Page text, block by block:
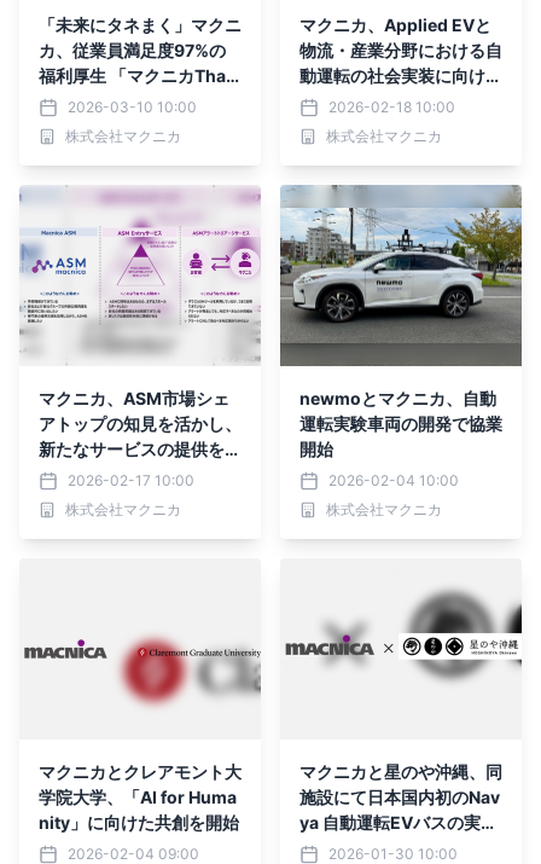
「未来にタネまく」マクニ
カ、従業員満足度97%の
福利厚生 「マクニカThan
ks Flower」として花キュ
ーピットのフラワーギフト
を導入
2026-03-10 10:00
株式会社マクニカ
マクニカ、Applied EVと
物流・産業分野における自
動運転の社会実装に向けた
戦略的パートナーシップを
締結
2026-02-18 10:00
株式会社マクニカ
マクニカ、ASM市場シェ
アトップの知見を活かし、
新たなサービスの提供を開
始
2026-02-17 10:00
株式会社マクニカ
newmoとマクニカ、自動
運転実験車両の開発で協業
開始
2026-02-04 10:00
株式会社マクニカ
マクニカとクレアモント大
学院大学、「AI for Huma
nity」に向けた共創を開始
2026-02-04 09:00
マクニカと星のや沖縄、同
施設にて日本国内初のNav
ya 自動運転EVバスの実証
実験を開始
2026-01-30 10:00